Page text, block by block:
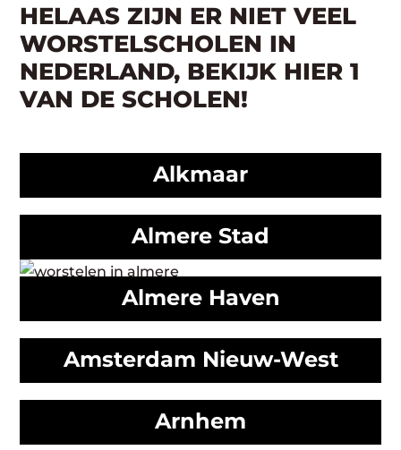
HELAAS ZIJN ER NIET VEEL
WORSTELSCHOLEN IN
NEDERLAND, BEKIJK HIER 1
VAN DE SCHOLEN!
Alkmaar
Almere Stad
Almere Haven
Amsterdam Nieuw-West
Arnhem